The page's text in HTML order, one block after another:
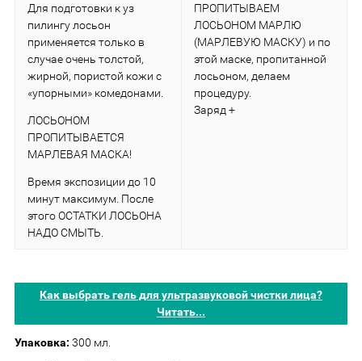
Для подготовки к уз
пилингу лосьон
применяется только в
случае очень толстой,
жирной, пористой кожи с
«упорными» комедонами.
ЛОСЬОНОМ
ПРОПИТЫВАЕТСЯ
МАРЛЕВАЯ МАСКА!
Время экспозиции до 10
минут максимум. После
этого ОСТАТКИ ЛОСЬОНА
НАДО СМЫТЬ.
ПРОПИТЫВАЕМ
ЛОСЬОНОМ МАРЛЮ
(МАРЛЕВУЮ МАСКУ) и по
этой маске, пропитанной
лосьоном, делаем
процедуру.
Заряд +
Как выбрать гель для ультразвуковой чистки лица?
Читать...
Упаковка: 300 мл.